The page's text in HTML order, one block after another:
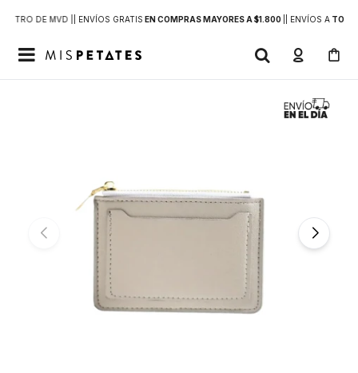
DE MVD | | ENVÍOS GRATIS EN COMPRAS MAYORES A $1.800 | ENVÍOS ATODO
